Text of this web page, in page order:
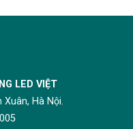
LED VIỆT
Xuân, Hà Nội.